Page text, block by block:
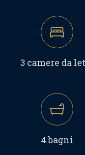
3 camere da
4 bagni